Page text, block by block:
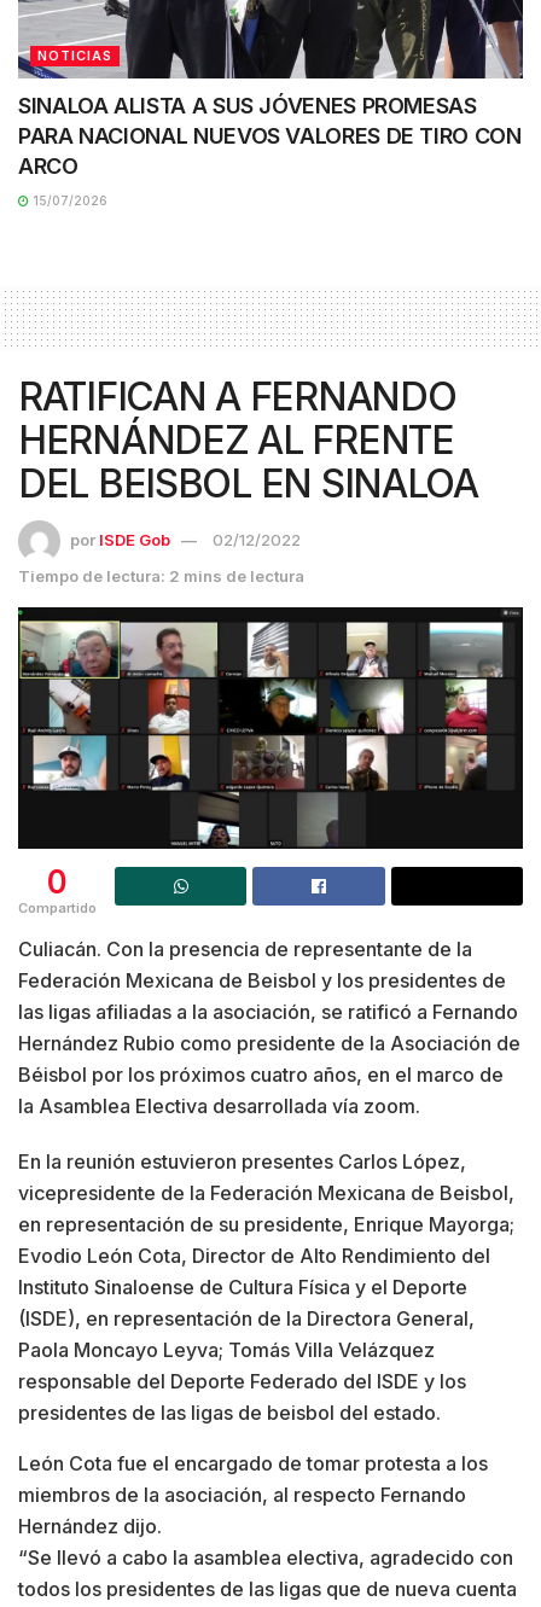
NOTICIAS
SINALOA ALISTA A SUS JÓVENES PROMESAS
PARA NACIONAL NUEVOS VALORES DE TIRO CON
ARCO
15/07/2026
RATIFICAN A FERNANDO
HERNÁNDEZ AL FRENTE
DEL BEISBOL EN SINALOA
por ISDE Gob
02/12/2022
Tiempo de lectura: 2 mins de lectura
0
Compartido
Culiacán. Con la presencia de representante de la
Federación Mexicana de Beisbol y los presidentes de
las ligas afiliadas a la asociación, se ratificó a Fernando
Hernández Rubio como presidente de la Asociación de
Béisbol por los próximos cuatro años, en el marco de
la Asamblea Electiva desarrollada vía zoom.
En la reunión estuvieron presentes Carlos López,
vicepresidente de la Federación Mexicana de Beisbol,
en representación de su presidente, Enrique Mayorga;
Evodio León Cota, Director de Alto Rendimiento del
Instituto Sinaloense de Cultura Física y el Deporte
(ISDE), en representación de la Directora General,
Paola Moncayo Leyva; Tomás Villa Velázquez
responsable del Deporte Federado del ISDE y los
presidentes de las ligas de beisbol del estado.
León Cota fue el encargado de tomar protesta a los
miembros de la asociación, al respecto Fernando
Hernández dijo.
“Se llevó a cabo la asamblea electiva, agradecido con
todos los presidentes de las ligas que de nueva cuenta